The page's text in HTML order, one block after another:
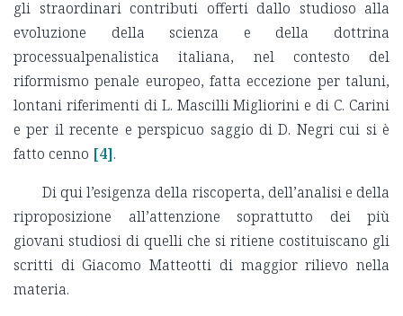
gli straordinari contributi offerti dallo studioso alla
evoluzione della scienza e della dottrina
processualpenalistica italiana, nel contesto del
riformismo penale europeo, fatta eccezione per taluni,
lontani riferimenti di L. Mascilli Migliorini e di C. Carini
e per il recente e perspicuo saggio di D. Negri cui si è
fatto cenno [4].
Di qui l’esigenza della riscoperta, dell’analisi e della
riproposizione all’attenzione soprattutto dei più
giovani studiosi di quelli che si ritiene costituiscano gli
scritti di Giacomo Matteotti di maggior rilievo nella
materia.